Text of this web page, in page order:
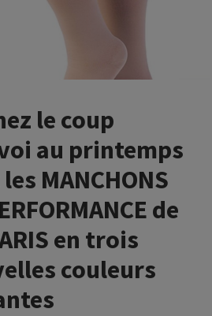
le coup
au printemps
MANCHONS
de
en trois
couleurs